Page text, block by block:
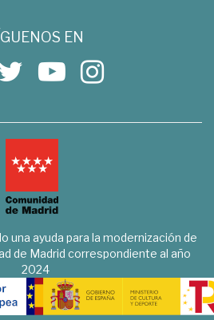
EN
una ayuda para la modernización de
de Madrid correspondiente al año
2024